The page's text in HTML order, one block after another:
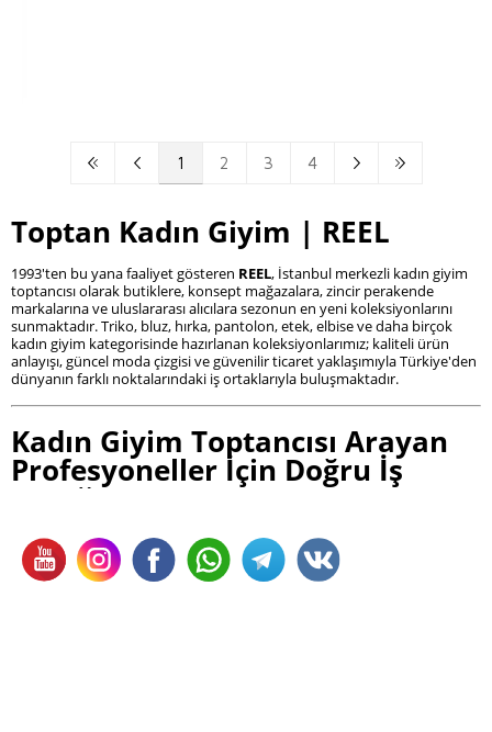
1 2 3 4
Toptan Kadın Giyim | REEL
1993'ten bu yana faaliyet gösteren REEL, İstanbul merkezli kadın giyim
toptancısı olarak butiklere, konsept mağazalara, zincir perakende
markalarına ve uluslararası alıcılara sezonun en yeni koleksiyonlarını
sunmaktadır. Triko, bluz, hırka, pantolon, etek, elbise ve daha birçok
kadın giyim kategorisinde hazırlanan koleksiyonlarımız; kaliteli ürün
anlayışı, güncel moda çizgisi ve güvenilir ticaret yaklaşımıyla Türkiye'den
dünyanın farklı noktalarındaki iş ortaklarıyla buluşmaktadır.
Kadın Giyim Toptancısı Arayan
Profesyoneller İçin Doğru İş
Ortağı
Kadın giyim sektöründe başarılı olmanın temelinde yalnızca doğru
ürünleri seçmek değil, aynı zamanda güvenilir bir toptancıyla uzun
vadeli iş ortaklığı kurmak yer alır. Sürekli değişen moda trendleri, sezon